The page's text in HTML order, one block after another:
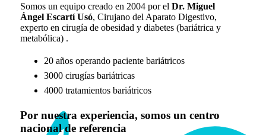
Somos un equipo creado en 2004 por elDr. Miguel
Ángel Escartí Usó, Cirujano del Aparato Digestivo,
experto en cirugía de obesidad y diabetes (bariátrica y
metabólica) .
20 años operando paciente bariátricos
3000 cirugías bariátricas
4000 tratamientos bariátricos
Por nuestra experiencia, somos un centro
nacional de referencia